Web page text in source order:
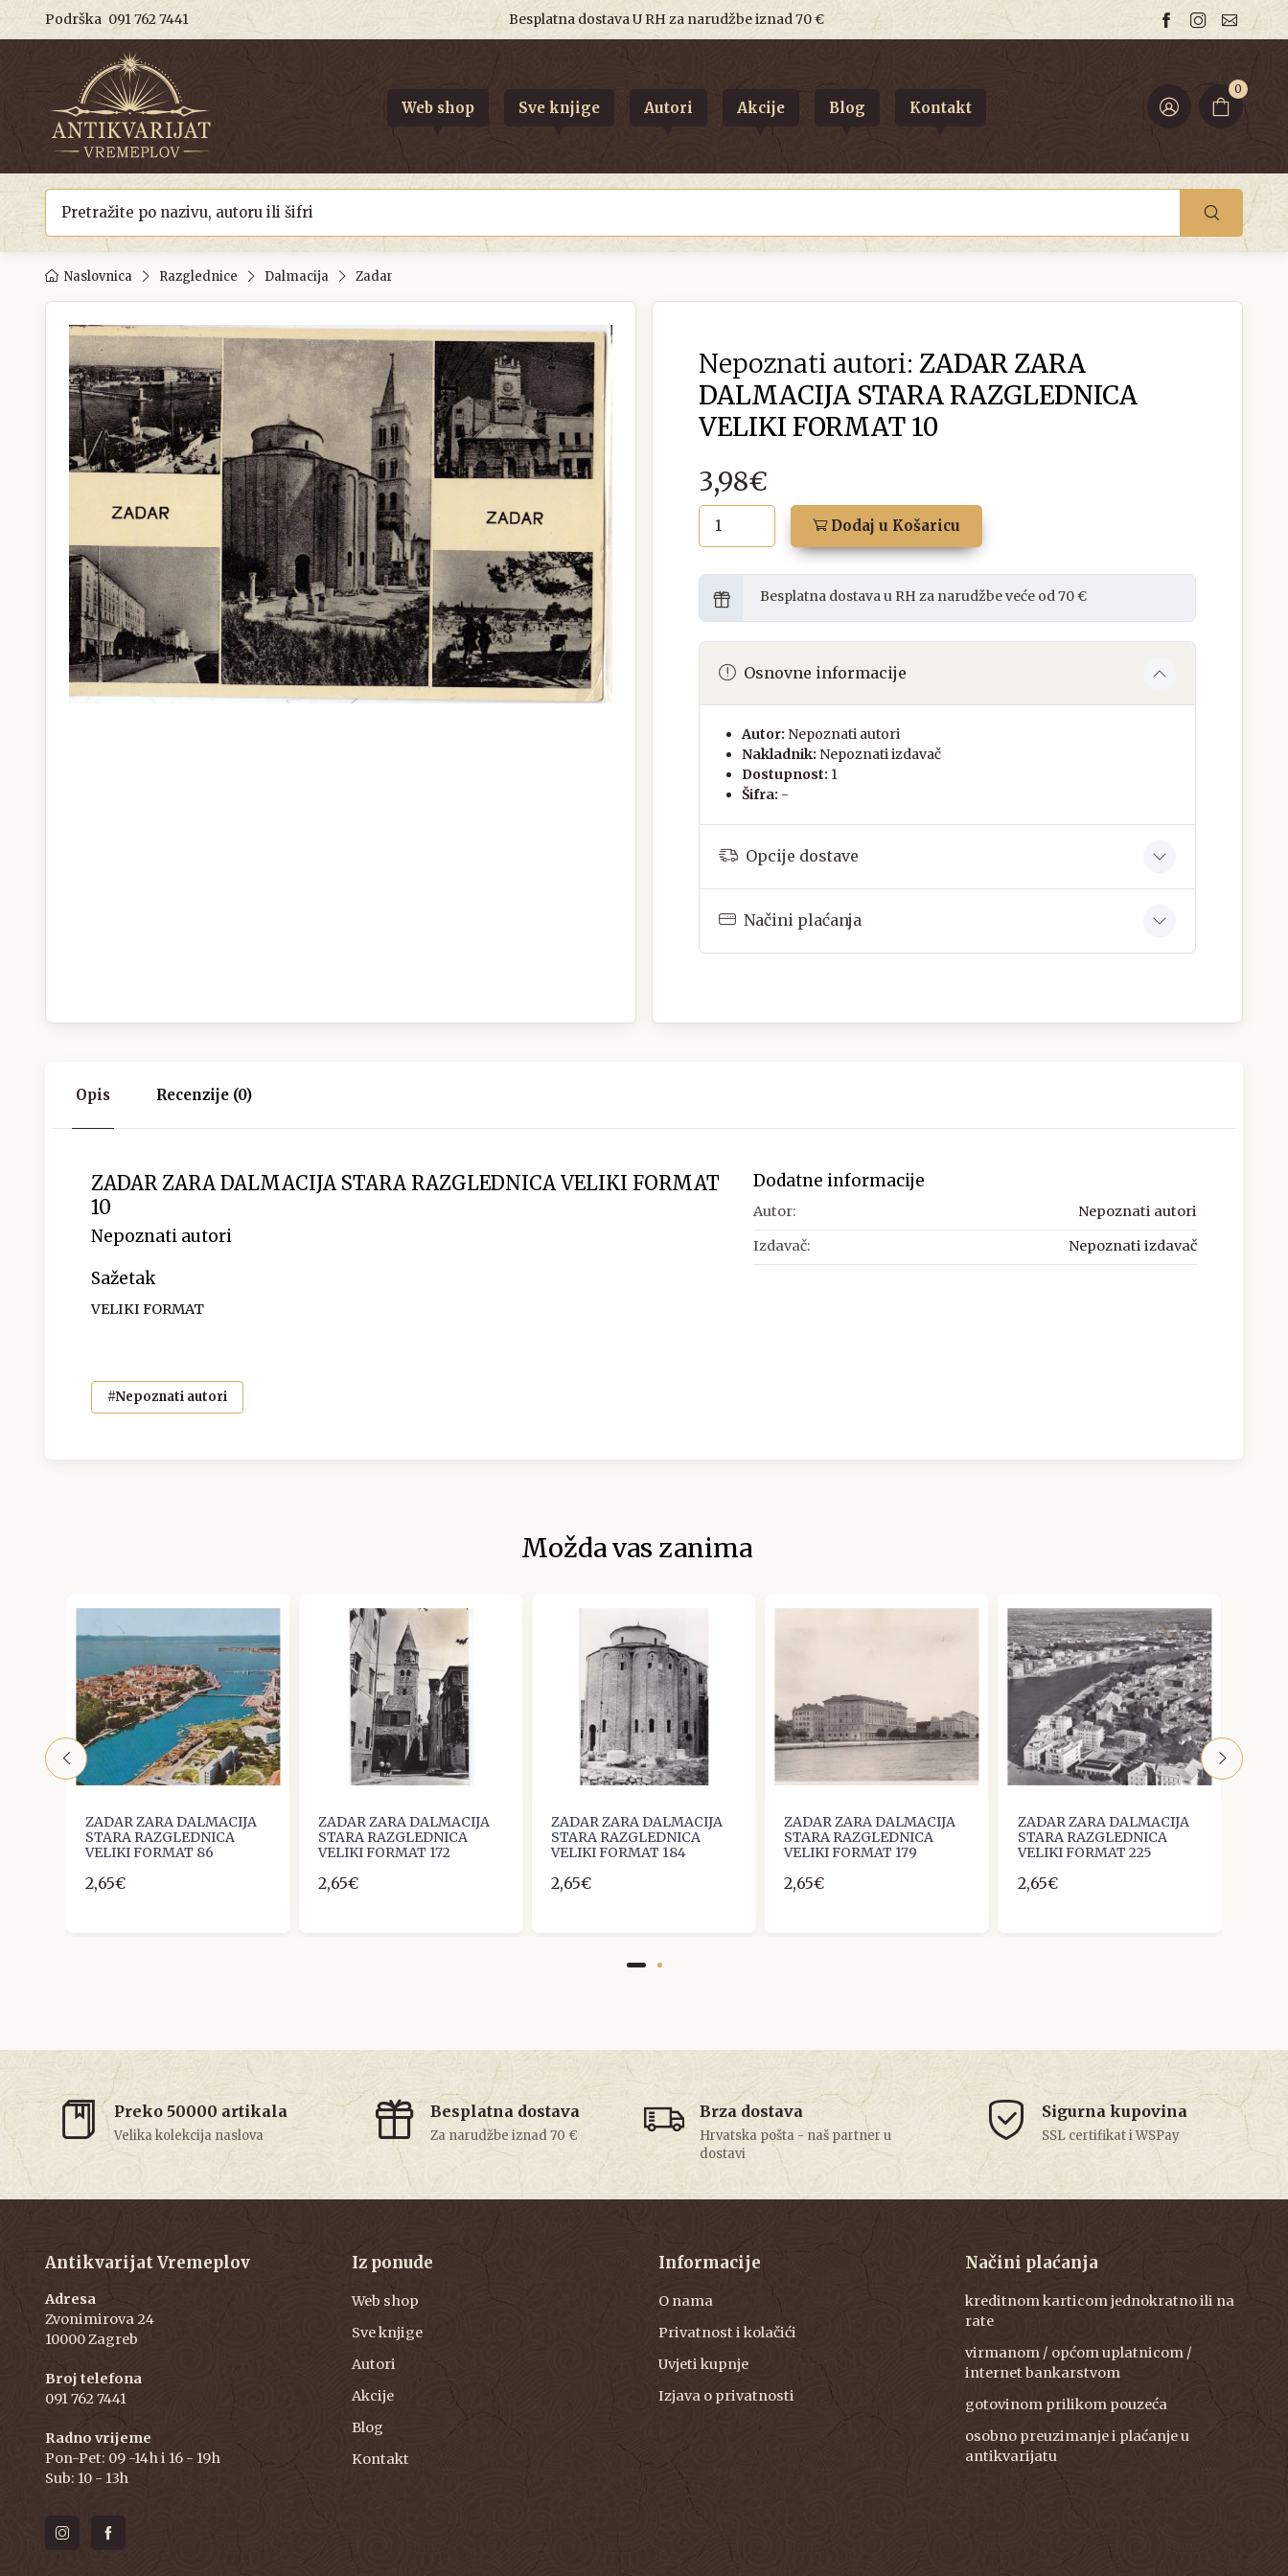
Podrška 091 762 7441 Besplatna dostava U RH za narudžbe iznad 70 €
0
Web shop Sve knjige Autori Akcije Blog Kontakt
Naslovnica Razglednice Dalmacija Zadar
Nepoznati autori: ZADAR ZARA
DALMACIJA STARA RAZGLEDNICA
VELIKI FORMAT 10
3,98€
Dodaj u Košaricu
Besplatna dostava u RH za narudžbe veće od 70 €
Osnovne informacije
Autor: Nepoznati autori
Nakladnik: Nepoznati izdavač
Dostupnost: 1
Šifra: -
Opcije dostave
Načini plaćanja
Opis Recenzije (0)
ZADAR ZARA DALMACIJA STARA RAZGLEDNICA VELIKI FORMAT
10
Nepoznati autori
Sažetak
VELIKI FORMAT
#Nepoznati autori
Dodatne informacije
Autor: Nepoznati autori
Izdavač: Nepoznati izdavač
Možda vas zanima
ZADAR ZARA DALMACIJA
STARA RAZGLEDNICA
VELIKI FORMAT 86
2,65€
ZADAR ZARA DALMACIJA
STARA RAZGLEDNICA
VELIKI FORMAT 172
2,65€
ZADAR ZARA DALMACIJA
STARA RAZGLEDNICA
VELIKI FORMAT 184
2,65€
ZADAR ZARA DALMACIJA
STARA RAZGLEDNICA
VELIKI FORMAT 179
2,65€
ZADAR ZARA DALMACIJA
STARA RAZGLEDNICA
VELIKI FORMAT 225
2,65€
Preko 50000 artikala
Velika kolekcija naslova
Besplatna dostava
Za narudžbe iznad 70 €
Brza dostava
Hrvatska pošta - naš partner u
dostavi
Sigurna kupovina
SSL certifikat i WSPay
Antikvarijat Vremeplov
Adresa
Zvonimirova 24
10000 Zagreb
Broj telefona
091 762 7441
Radno vrijeme
Pon-Pet: 09 -14h i 16 - 19h
Sub: 10 - 13h
Iz ponude
Web shop
Sve knjige
Autori
Akcije
Blog
Kontakt
Informacije
O nama
Privatnost i kolačići
Uvjeti kupnje
Izjava o privatnosti
Načini plaćanja
kreditnom karticom jednokratno ili na
rate
virmanom / općom uplatnicom /
internet bankarstvom
gotovinom prilikom pouzeća
osobno preuzimanje i plaćanje u
antikvarijatu